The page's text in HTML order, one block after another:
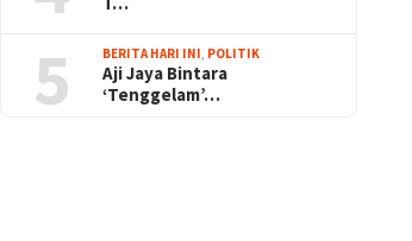
5 BERITA HARI INI, POLITIK
Aji Jaya Bintara
‘Tenggelam’…